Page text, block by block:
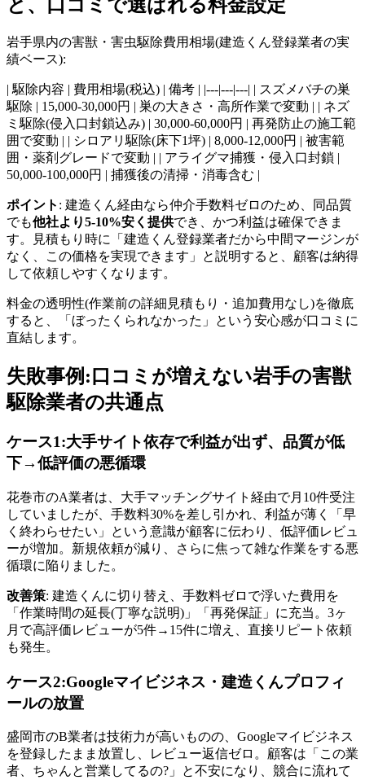
と、口コミで選ばれる料金設定
岩手県内の害獣・害虫駆除費用相場(建造くん登録業者の実
績ベース):
| 駆除内容 | 費用相場(税込) | 備考 | |---|---|---| | スズメバチの巣
駆除 | 15,000-30,000円 | 巣の大きさ・高所作業で変動 | | ネズ
ミ駆除(侵入口封鎖込み) | 30,000-60,000円 | 再発防止の施工範
囲で変動 | | シロアリ駆除(床下1坪) | 8,000-12,000円 | 被害範
囲・薬剤グレードで変動 | | アライグマ捕獲・侵入口封鎖 |
50,000-100,000円 | 捕獲後の清掃・消毒含む |
ポイント : 建造くん経由なら仲介手数料ゼロのため、同品質
でも他社より5-10%安く提供でき、かつ利益は確保できま
す。見積もり時に「建造くん登録業者だから中間マージンが
なく、この価格を実現できます」と説明すると、顧客は納得
して依頼しやすくなります。
料金の透明性(作業前の詳細見積もり・追加費用なし)を徹底
すると、「ぼったくられなかった」という安心感が口コミに
直結します。
失敗事例:口コミが増えない岩手の害獣
駆除業者の共通点
ケース1:大手サイト依存で利益が出ず、品質が低
下→低評価の悪循環
花巻市のA業者は、大手マッチングサイト経由で月10件受注
していましたが、手数料30%を差し引かれ、利益が薄く「早
く終わらせたい」という意識が顧客に伝わり、低評価レビュ
ーが増加。新規依頼が減り、さらに焦って雑な作業をする悪
循環に陥りました。
改善策: 建造くんに切り替え、手数料ゼロで浮いた費用を
「作業時間の延長(丁寧な説明)」「再発保証」に充当。3ヶ
月で高評価レビューが5件→15件に増え、直接リピート依頼
も発生。
ケース2:Googleマイビジネス・建造くんプロフィ
ールの放置
盛岡市のB業者は技術力が高いものの、Googleマイビジネス
を登録したまま放置し、レビュー返信ゼロ。顧客は「この業
者、ちゃんと営業してるの?」と不安になり、競合に流れて